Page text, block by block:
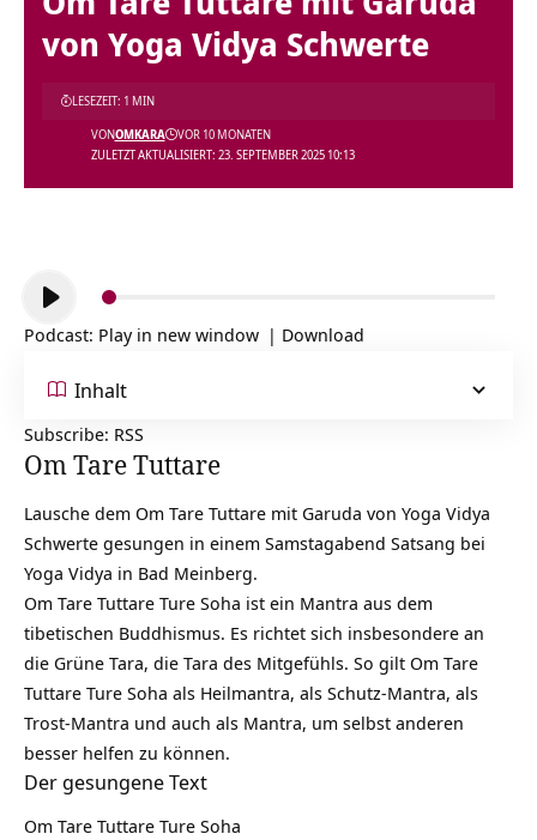
von Yoga Vidya Schwerte
ZULETZT AKTUALISIERT: 23. SEPTEMBER 2025 10:13
VONOMKARA VOR 10 MONATEN
LESEZEIT: 1 MIN
Audio-
Player
Podcast: Play in new window | Download
Inhalt
Subscribe: RSS
Om Tare Tuttare
Lausche dem Om Tare Tuttare mit Garuda von Yoga Vidya
Schwerte gesungen in einem Samstagabend Satsang bei
Yoga Vidya in Bad Meinberg.
Om Tare Tuttare Ture Soha ist ein Mantra aus dem
tibetischen Buddhismus. Es richtet sich insbesondere an
die Grüne Tara, die Tara des Mitgefühls. So gilt Om Tare
Tuttare Ture Soha als Heilmantra, als Schutz-Mantra, als
Trost-Mantra und auch als Mantra, um selbst anderen
besser helfen zu können.
Der gesungene Text
Om Tare Tuttare Ture Soha